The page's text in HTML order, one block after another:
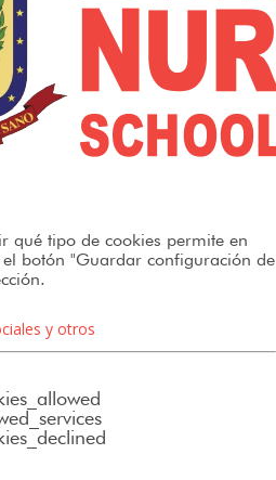
qué tipo de cookies permite en
botón "Guardar configuración de
y otros